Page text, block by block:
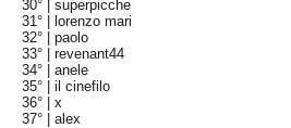
30° |superpicche
31° |
lorenzo mari
32° |paolo
33° |revenant44
34° |anele
35° |il cinefilo
36° |x
37° |alex